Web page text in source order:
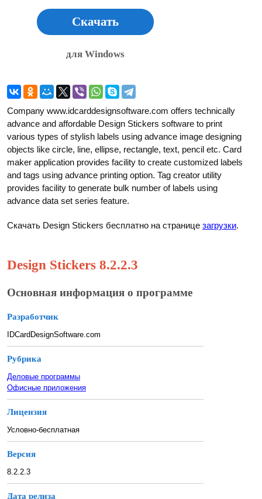
Скачать
для Windows
Company www.idcarddesignsoftware.com offers technically
advance and affordable Design Stickers software to print
various types of stylish labels using advance image designing
objects like circle, line, ellipse, rectangle, text, pencil etc. Card
maker application provides facility to create customized labels
and tags using advance printing option. Tag creator utility
provides facility to generate bulk number of labels using
advance data set series feature.
Скачать Design Stickers бесплатно на странице загрузки.
Design Stickers 8.2.2.3
Основная информация о программе
Разработчик
IDCardDesignSoftware.com
Рубрика
Деловые программы
Офисные приложения
Лицензия
Условно-бесплатная
Версия
8.2.2.3
Дата релиза